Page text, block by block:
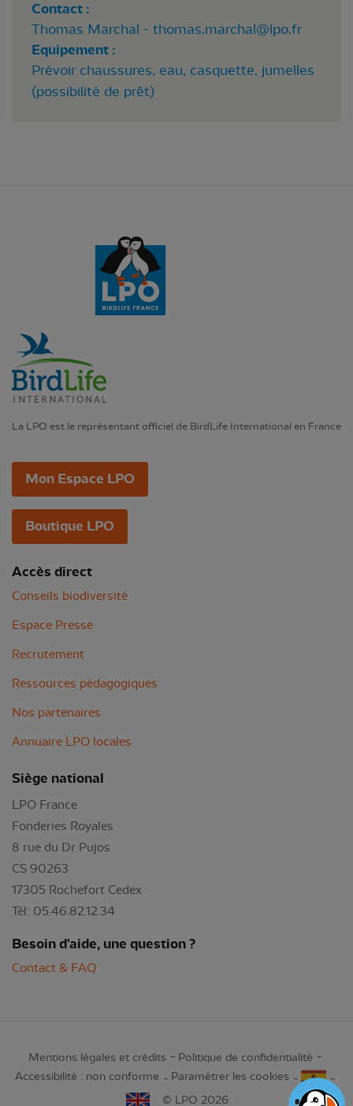
Contact :
Thomas Marchal - thomas.marchal@lpo.fr
Equipement :
Prévoir chaussures, eau, casquette, jumelles
(possibilité de prêt)
La LPO est le représentant officiel de BirdLife International en France
Mon Espace LPO
Boutique LPO
Accès direct
Conseils biodiversité
Espace Presse
Recrutement
Ressources pédagogiques
Nos partenaires
Annuaire LPO locales
Siège national
LPO France
Fonderies Royales
8 rue du Dr Pujos
CS 90263
17305 Rochefort Cedex
Tél: 05.46.82.12.34
Besoin d'aide, une question ?
Contact & FAQ
Mentions légales et crédits
Politique de confidentialité
Accessibilité : non conforme
Paramétrer les cookies
© LPO 2026